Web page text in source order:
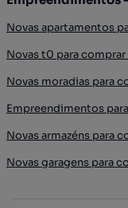
Novas apartamentos
Novas t0 para comprar
Novas moradias para
Empreendimentos
Novas armazéns para
Novas garagens para